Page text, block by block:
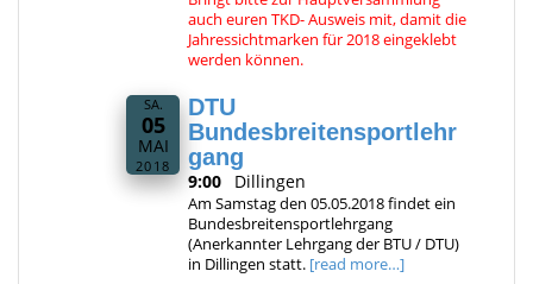
auch euren TKD- Ausweis mit, damit die
Jahressichtmarken für 2018 eingeklebt
werden können.
SA.
05
MAI
2018
DTU
Bundesbreitensportlehr
gang
9:00 Dillingen
Am Samstag den 05.05.2018 findet ein
Bundesbreitensportlehrgang
(Anerkannter Lehrgang der BTU / DTU)
in Dillingen statt. [read more…]